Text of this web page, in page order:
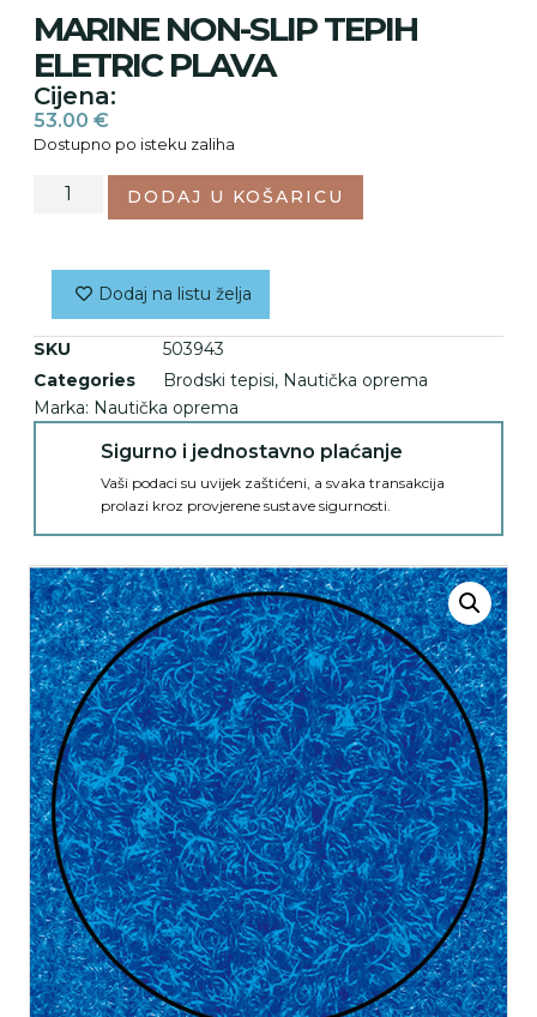
MARINE NON-SLIP TEPIH
ELETRIC PLAVA
Cijena:
53.00 €
Dostupno po isteku zaliha
DODAJ U KOŠARICU
Dodaj na listu želja
SKU
503943
Categories
Brodski tepisi, Nautička oprema
Marka: Nautička oprema
Sigurno i jednostavno plaćanje
Vaši podaci su uvijek zaštićeni, a svaka transakcija
prolazi kroz provjerene sustave sigurnosti.